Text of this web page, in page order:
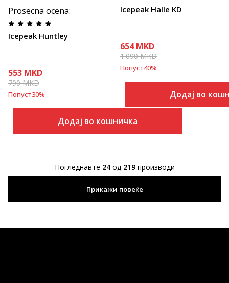
Prosecna ocena:
Icepeak Huntley
553 MKD
790MKD
Попуст30%
Додај во кошничка
Icepeak Halle KD
654 MKD
1.090MKD
Попуст40%
Додај во
Погледнавте 24од 219производи
Прикажи повеќе